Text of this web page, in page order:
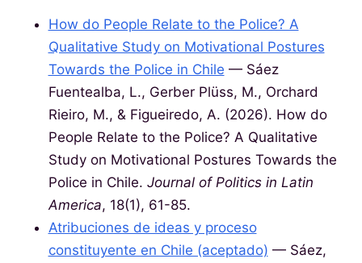
How do People Relate to the Police? A
Qualitative Study on Motivational Postures
Towards the Police in Chile — Sáez
Fuentealba, L., Gerber Plüss, M., Orchard
Rieiro, M., & Figueiredo, A. (2026). How do
People Relate to the Police? A Qualitative
Study on Motivational Postures Towards the
Police in Chile. Journal of Politics in Latin
America, 18(1), 61-85.
Atribuciones de ideas y proceso
constituyente en Chile (aceptado) — Sáez,